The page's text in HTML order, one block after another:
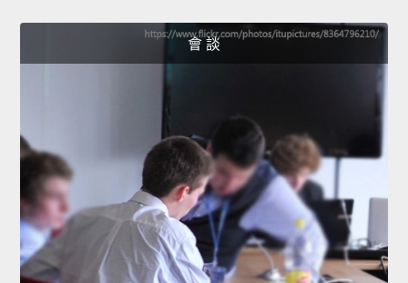
會 談